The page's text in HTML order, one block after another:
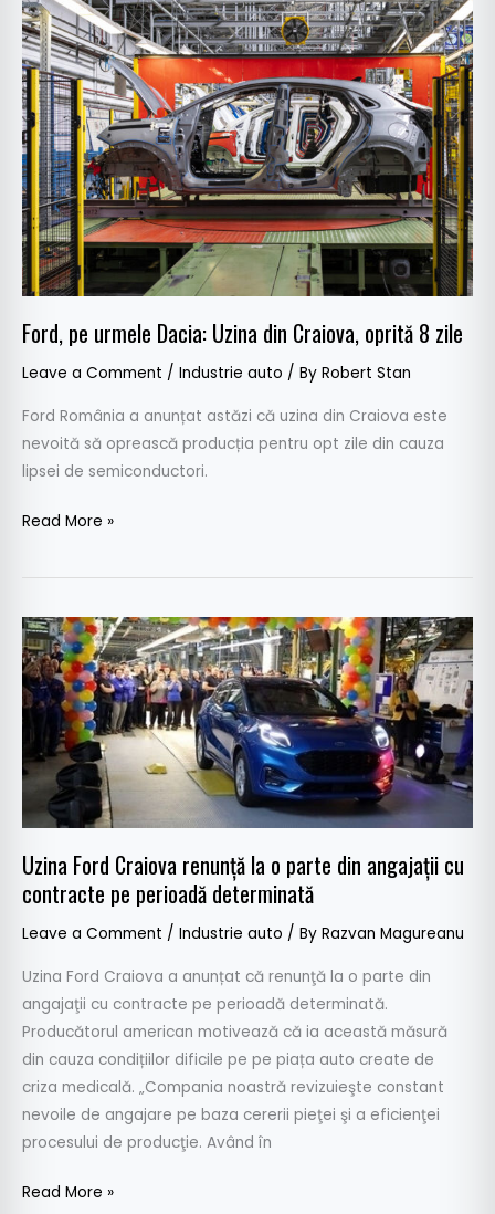
Ford, pe urmele Dacia: Uzina din Craiova, oprită 8 zile
Leave a Comment / Industrie auto / By Robert Stan
Ford România a anunțat astăzi că uzina din Craiova este
nevoită să oprească producția pentru opt zile din cauza
lipsei de semiconductori.
Ford,
pe
urmele
Dacia:
Uzina
din
Craiova,
oprită
8
zile
Read More »
Uzina Ford Craiova renunță la o parte din angajații cu
contracte pe perioadă determinată
Leave a Comment / Industrie auto / By Razvan Magureanu
Uzina Ford Craiova a anunțat că renunţă la o parte din
angajaţii cu contracte pe perioadă determinată.
Producătorul american motivează că ia această măsură
din cauza condițiilor dificile pe pe piața auto create de
criza medicală. „Compania noastră revizuieşte constant
nevoile de angajare pe baza cererii pieţei şi a eficienţei
procesului de producţie. Având în
Uzina
Ford
Craiova
renunță
la
o
parte
din
cu
contracte
pe
determinată
Read More »